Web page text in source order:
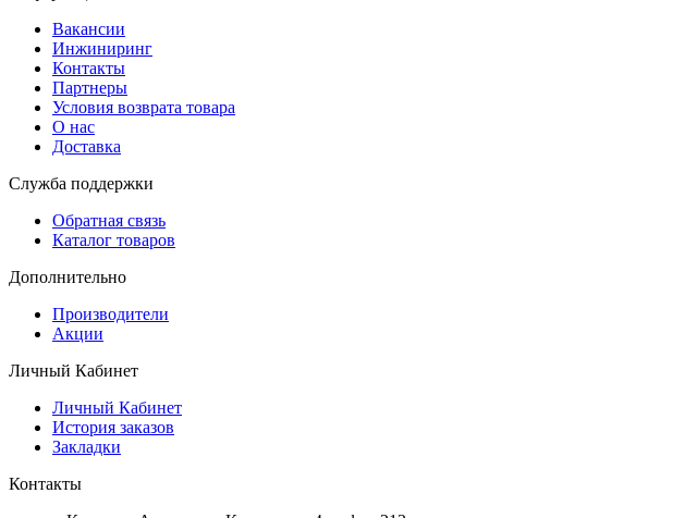
Вакансии
Инжиниринг
Контакты
Партнеры
Условия возврата товара
О нас
Доставка
Служба поддержки
Обратная связь
Каталог товаров
Дополнительно
Производители
Акции
Личный Кабинет
Личный Кабинет
История заказов
Закладки
Контакты